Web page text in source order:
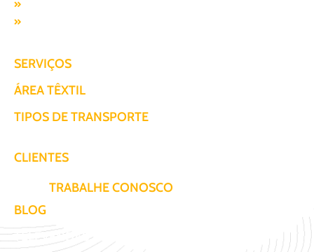
SERVIÇOS
ÁREA TÊXTIL
TIPOS DE TRANSPORTE
CLIENTES
TRABALHE CONOSCO
BLOG
TELEVENDAS / COTAÇÃO